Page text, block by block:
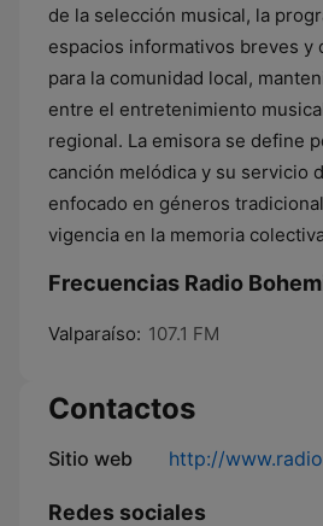
de la selección musical, la
espacios informativos breves y
para la comunidad local,
entre el entretenimiento
regional. La emisora se define
canción melódica y su servicio
enfocado en géneros
vigencia en la memoria
Frecuencias Radio
Valparaíso: 107.1 FM
Contactos
Sitio web http://
Redes sociales